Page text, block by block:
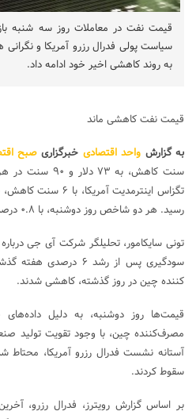
قیمت نفت در معاملات روز سه شنبه
سیاست پولی فدرال رزرو آمریکا و
به روند کاهشی اخیر خود ادامه داد.
قیمت نفت کاهشی ماند
به گزارش واحد اقتصادی خبرگزاریصبح
سنت کاهش، به
رسید. هر دو شاخص روز دوشنبه، با ۰.۸ درصد کاهش بسته شده بودند.
تونی سایکامور، تحلیلگر شرکت آی جی
سودگیری پس از رشد ۶
کننده چین در روز گذشته، کاهشی شدند.
قیمت‌ها روز دوشنبه، به دلیل
مصرف‌کننده چین، با وجود تقویت تولید
آستانه نشست فدرال رزرو آمریکا، محتاط
سقوط کردند.
بر اساس گزارش رویترز، فدرال رزرو،